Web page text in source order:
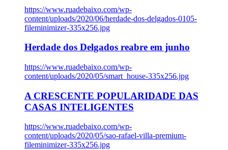
https://www.ruadebaixo.com/wp-
content/uploads/2020/06/herdade-dos-delgados-0105-
fileminimizer-335x256.jpg
Herdade dos Delgados reabre em junho
https://www.ruadebaixo.com/wp-
content/uploads/2020/05/smart_house-335x256.jpg
A CRESCENTE POPULARIDADE DAS
CASAS INTELIGENTES
https://www.ruadebaixo.com/wp-
content/uploads/2020/05/sao-rafael-villa-premium-
fileminimizer-335x256.jpg